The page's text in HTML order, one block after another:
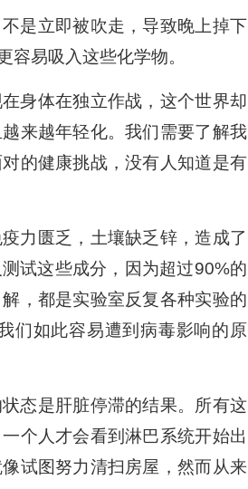
是立即被吹走，导致晚上掉下
易吸入这些化学物。
身体在独立作战，这个世界却
来越年轻化。我们需要了解我
的健康挑战，没有人知道是有
力匮乏，土壤缺乏锌，造成了
试这些成分，因为超过90%的
，都是实验室反复各种实验的
们如此容易遭到病毒影响的原
态是肝脏停滞的结果。所有这
个人才会看到淋巴系统开始出
试图努力清扫房屋，然而从来